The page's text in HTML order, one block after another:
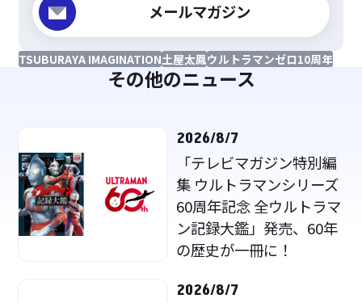
メールマガジン
TSUBURAYA IMAGINATION土屋太鳳ウルトラマンゼロ10周年
その他のニュース
2026/8/7
「テレビマガジン特別編
集 ウルトラマンシリーズ
60周年記念 全ウルトラマ
ン記録大鑑」発売、60年
の歴史が一冊に！
2026/8/7